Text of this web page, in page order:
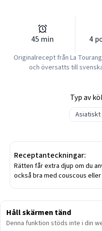
45 min 4
Originalrecept från La
och översatts till
Typ av
Asiatiskt
Receptanteckningar:
Rätten får extra djup om du
också bra med couscous
Håll skärmen tänd
Denna funktion stöds inte i din